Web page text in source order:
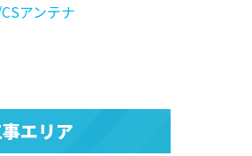
アンテナ
エリア